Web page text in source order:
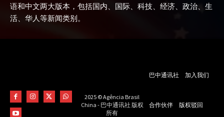
语和中文两大版本，包括国内、国际、科技、经济、政治、生
活、华人等新闻类别。
2025 © Agência Brasil
China - 巴中通讯社 版权
所有
巴中通讯社 加入我们
合作伙伴 版权驳回